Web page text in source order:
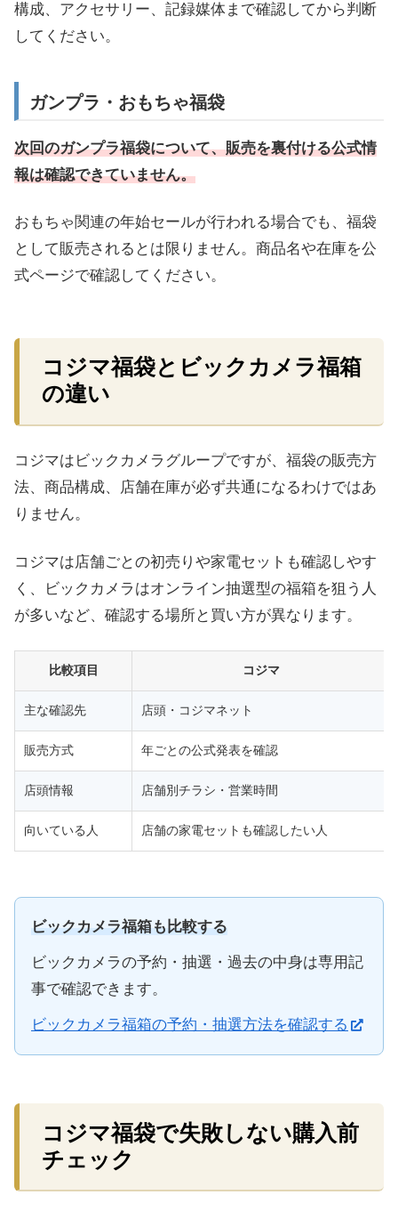
構成、アクセサリー、記録媒体まで確認してから判断
してください。
ガンプラ・おもちゃ福袋
次回のガンプラ福袋について、販売を裏付ける公式情
報は確認できていません。
おもちゃ関連の年始セールが行われる場合でも、福袋
として販売されるとは限りません。商品名や在庫を公
式ページで確認してください。
コジマ福袋とビックカメラ福箱
の違い
コジマはビックカメラグループですが、福袋の販売方
法、商品構成、店舗在庫が必ず共通になるわけではあ
りません。
コジマは店舗ごとの初売りや家電セットも確認しやす
く、ビックカメラはオンライン抽選型の福箱を狙う人
が多いなど、確認する場所と買い方が異なります。
比較項目 コジマ
主な確認先 店頭・コジマネット
販売方式 年ごとの公式発表を確認
店頭情報 店舗別チラシ・営業時間
向いている人 店舗の家電セットも確認したい人
ビックカメラ福箱も比較する
ビックカメラの予約・抽選・過去の中身は専用記
事で確認できます。
ビックカメラ福箱の予約・抽選方法を確認する
コジマ福袋で失敗しない購入前
チェック